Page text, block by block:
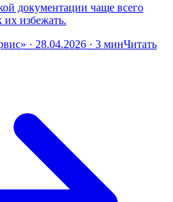
документации чаще всего
их избежать.
· 28.04.2026 · 3 минЧитать